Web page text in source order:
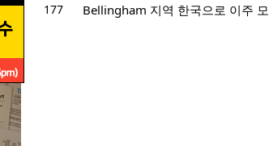
177
Bellingham 지역 한국으로 이주